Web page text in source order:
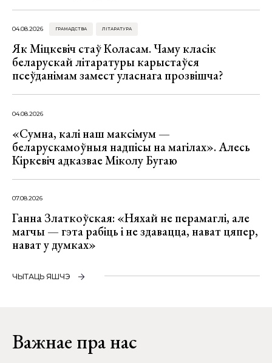
04.08.2026 ГРАМАДСТВА ЛІТАРАТУРА
Як Міцкевіч стаў Коласам. Чаму класік
беларускай літаратуры карыстаўся
псеўданімам замест уласнага прозвішча?
04.08.2026
«Сумна, калі наш максімум —
беларускамоўныя надпісы на магілах». Алесь
Кіркевіч адказвае Міколу Бугаю
07.08.2026
Ганна Златкоўская: «Няхай не перамаглі, але
магчы — гэта рабіць і не здавацца, нават цяпер,
нават у думках»
ЧЫТАЦЬ ЯШЧЭ
Важнае пра нас